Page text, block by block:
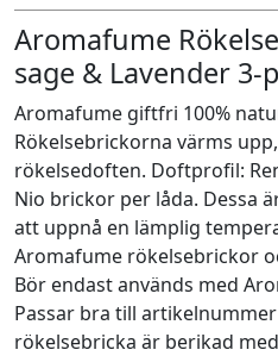
Aromafume
sage & Lavender 3-
Aromafume giftfri 100%
Rökelsebrickorna värms
rökelsedoften. Doftprofil:
Nio brickor per låda. Dessa
att uppnå en lämplig
Aromafume rökelsebrickor
Bör endast används med
Passar bra till artikelnummer
rökelsebricka är berikad